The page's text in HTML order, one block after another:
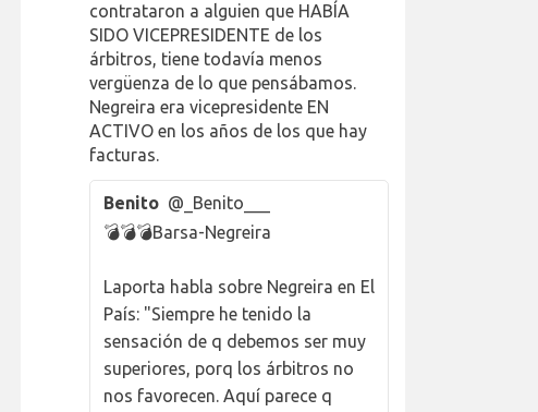
contrataron a alguien que HABÍA
SIDO VICEPRESIDENTE de los
árbitros, tiene todavía menos
vergüenza de lo que pensábamos.
Negreira era vicepresidente EN
ACTIVO en los años de los que hay
facturas.
Benito @_Benito___
💣💣💣Barsa-Negreira
Laporta habla sobre Negreira en El
País: "Siempre he tenido la
sensación de q debemos ser muy
superiores, porq los árbitros no
nos favorecen. Aquí parece q